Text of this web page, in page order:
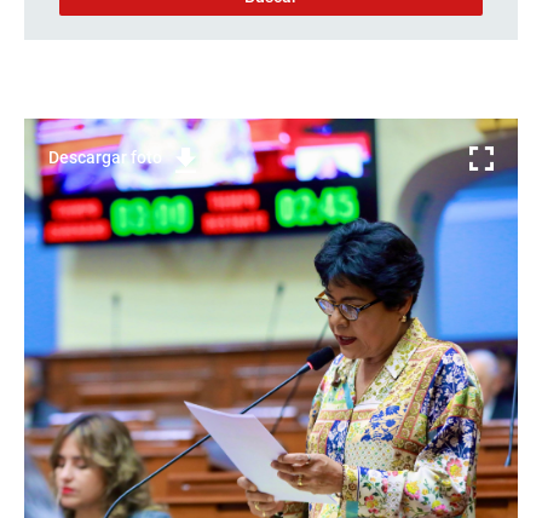
Descargar foto